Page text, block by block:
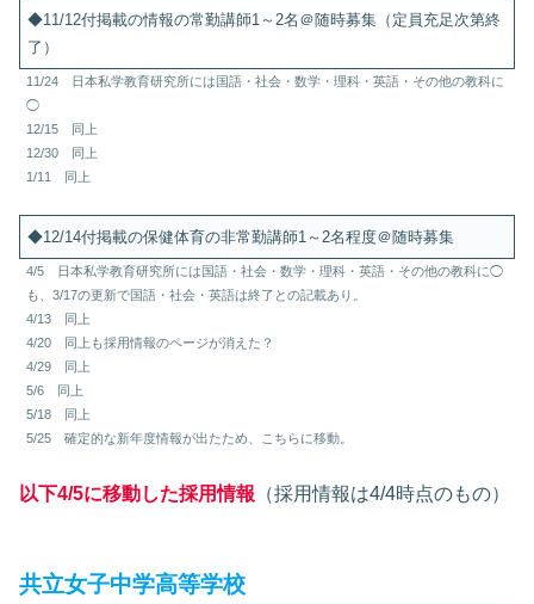
◆11/12付掲載の情報の常勤講師1～2名＠随時募集（定員充足次第終
了）
11/24 日本私学教育研究所には国語・社会・数学・理科・英語・その他の教科に
◯
12/15 同上
12/30 同上
1/11 同上
◆12/14付掲載の保健体育の非常勤講師1～2名程度＠随時募集
4/5 日本私学教育研究所には国語・社会・数学・理科・英語・その他の教科に◯
も、3/17の更新で国語・社会・英語は終了との記載あり。
4/13 同上
4/20 同上も採用情報のページが消えた？
4/29 同上
5/6 同上
5/18 同上
5/25 確定的な新年度情報が出たため、こちらに移動。
以下4/5に移動した採用情報 （採用情報は4/4時点のもの）
共立女子中学高等学校